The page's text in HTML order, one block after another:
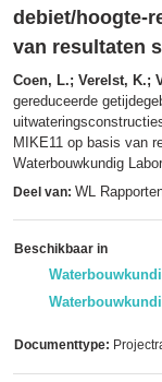
debiet/hoogte-
van resultaten
Coen, L.; Verelst, K.;
gereduceerde
MIKE11 op basis van
Waterbouwkundig
Deel van: WL
Beschikbaar in
Documenttype: